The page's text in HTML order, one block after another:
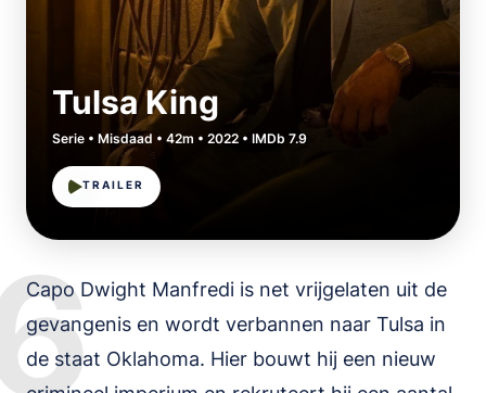
Tulsa King
Serie • Misdaad • 42m • 2022 • IMDb 7.9
TRAILER
Capo Dwight Manfredi is net vrijgelaten uit de
gevangenis en wordt verbannen naar Tulsa in
de staat Oklahoma. Hier bouwt hij een nieuw